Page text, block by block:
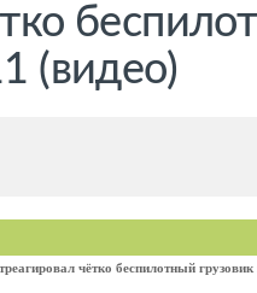
(видео)
чётко беспилотный